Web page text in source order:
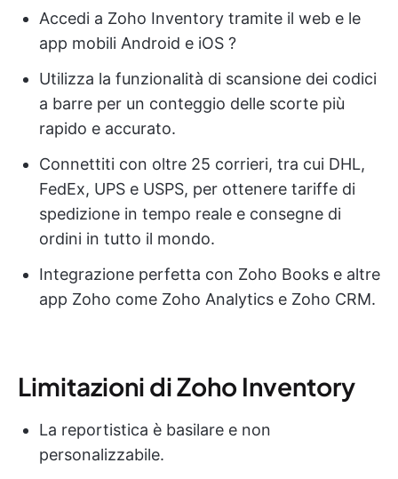
Accedi a Zoho Inventory tramite il web e le
app mobili Android e iOS ?
Utilizza la funzionalità di scansione dei codici
a barre per un conteggio delle scorte più
rapido e accurato.
Connettiti con oltre 25 corrieri, tra cui DHL,
FedEx, UPS e USPS, per ottenere tariffe di
spedizione in tempo reale e consegne di
ordini in tutto il mondo.
Integrazione perfetta con Zoho Books e altre
app Zoho come Zoho Analytics e Zoho CRM.
Limitazioni di Zoho Inventory
La reportistica è basilare e non
personalizzabile.